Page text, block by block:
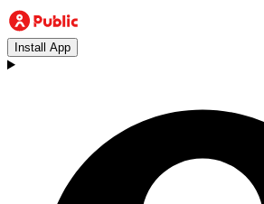
Install App